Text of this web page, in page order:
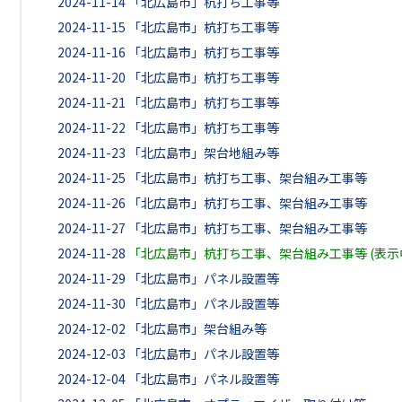
2024-11-15
「北広島市」杭打ち工事等
2024-11-16
「北広島市」杭打ち工事等
2024-11-20
「北広島市」杭打ち工事等
2024-11-21
「北広島市」杭打ち工事等
2024-11-22
「北広島市」杭打ち工事等
2024-11-23
「北広島市」架台地組み等
2024-11-25
「北広島市」杭打ち工事、架台組み工事等
2024-11-26
「北広島市」杭打ち工事、架台組み工事等
2024-11-27
「北広島市」杭打ち工事、架台組み工事等
2024-11-28
「北広島市」杭打ち工事、架台組み工事等 (表
2024-11-29
「北広島市」パネル設置等
2024-11-30
「北広島市」パネル設置等
2024-12-02
「北広島市」架台組み等
2024-12-03
「北広島市」パネル設置等
2024-12-04 「北広島市」パネル設置等